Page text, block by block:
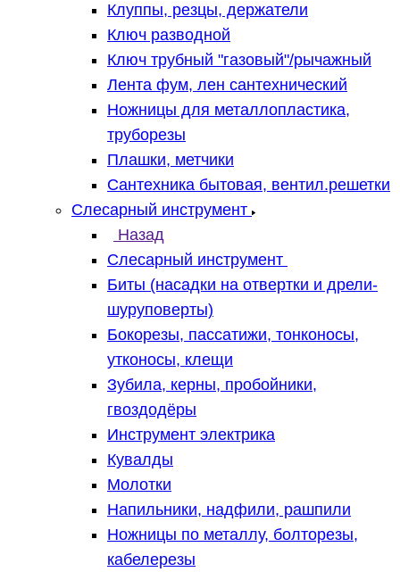
Клуппы, резцы, держатели
Ключ разводной
Ключ трубный "газовый"/рычажный
Лента фум, лен сантехнический
Ножницы для металлопластика,
труборезы
Плашки, метчики
Сантехника бытовая, вентил.решетки
Слесарный инструмент
Назад
Слесарный инструмент
Биты (насадки на отвертки и дрели-
шуруповерты)
Бокорезы, пассатижи, тонконосы,
утконосы, клещи
Зубила, керны, пробойники,
гвоздодёры
Инструмент электрика
Кувалды
Молотки
Напильники, надфили, рашпили
Ножницы по металлу, болторезы,
кабелерезы